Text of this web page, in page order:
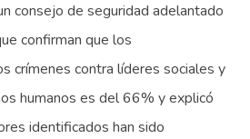
consejo de seguridad adelantado
confirman que los
crímenes contra líderes sociales y
humanos es del 66% y explicó
identificados han sido